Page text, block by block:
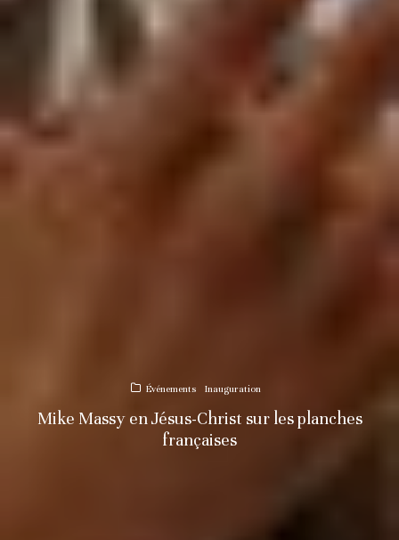
Événements Inauguration
Mike Massy en Jésus-Christ sur les planches
françaises